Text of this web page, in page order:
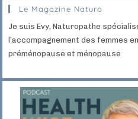
Le Magazine Naturo
Je suis Evy, Naturopathe
l’accompagnement des femmes en
préménopause et ménopause